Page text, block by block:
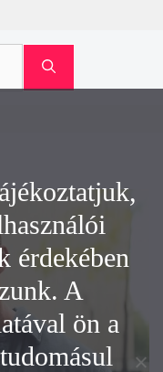
érdekében
A
ön a